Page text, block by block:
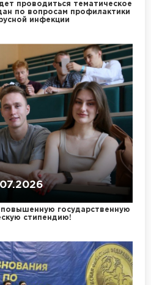
проводиться тематическое
по вопросам профилактики
инфекции
повышенную государственную
стипендию!